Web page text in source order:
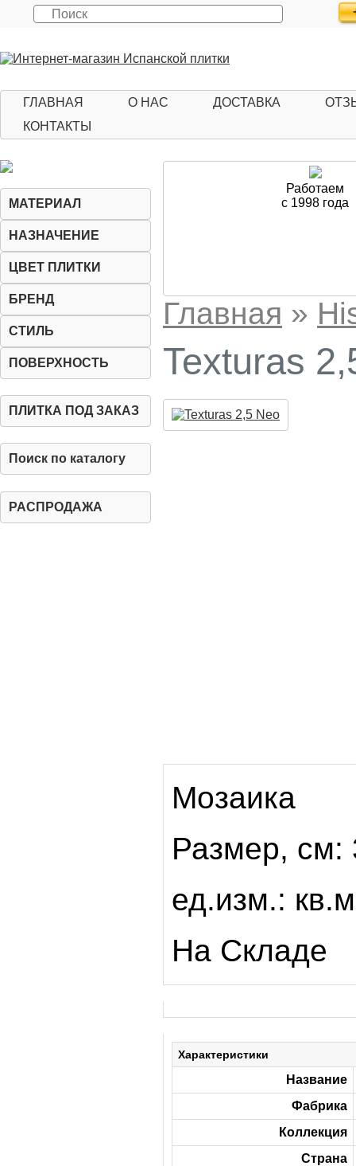
ГЛАВНАЯ О НАС ДОСТАВКА
КОНТАКТЫ
МАТЕРИАЛ
НАЗНАЧЕНИЕ
ЦВЕТ ПЛИТКИ
БРЕНД
СТИЛЬ
ПОВЕРХНОСТЬ
ПЛИТКА ПОД ЗАКАЗ
Поиск по каталогу
РАСПРОДАЖА
Работаем
с 1998 года
Главная »
Texturas
Мозаика
Размер, см:
ед.изм.:
На Складе
Характеристики
Название
Фабрика
Коллекция
Страна